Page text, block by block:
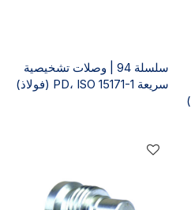
سلسلة 94 | وصلات تشخيصية
سريعة PD، ISO 15171-1 (فولاذ)